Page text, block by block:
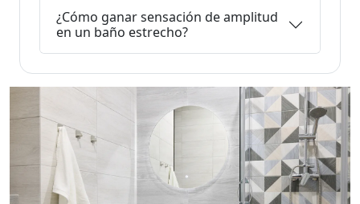
¿Cómo ganar sensación de amplitud
en un baño estrecho?